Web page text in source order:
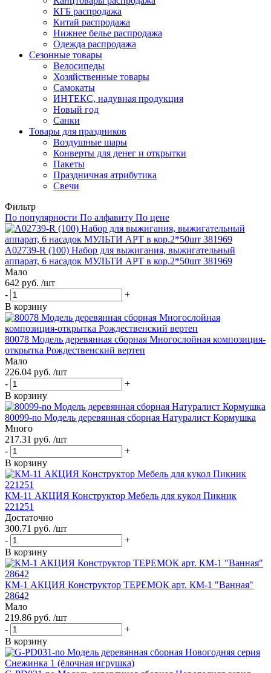
КГБ распродажа
Китай распродажа
Нижнее белье распродажа
Одежда распродажа
Сезонные товары
Велосипеды
Хозяйственные товары
Самокаты
ИНТЕКС, надувная продукция
Новый год
Санки
Товары для праздников
Воздушные шары
Конверты для денег и открытки
Пакеты
Праздничная атрибутика
Свечи
Фильтр
По популярности По алфавиту По цене
A02739-R (100) Набор для выжигания, выжигательный
аппарат, 6 насадок МУЛЬТИ АРТ в кор.2*50шт 381969
Мало
642 руб. /шт
-
+
В корзину
80078 Модель деревянная сборная Многослойная композиция-
открытка Рождественский вертеп
Мало
226.04 руб. /шт
-
+
В корзину
80099-no Модель деревянная сборная Натуралист Кормушка
Много
217.31 руб. /шт
-
+
В корзину
КМ-11 АКЦИЯ Конструктор Мебель для кукол Пикник
221251
Достаточно
300.71 руб. /шт
-
+
В корзину
КМ-1 АКЦИЯ Конструктор ТЕРЕМОК арт. КМ-1 "Ванная"
28642
Мало
219.86 руб. /шт
-
+
В корзину